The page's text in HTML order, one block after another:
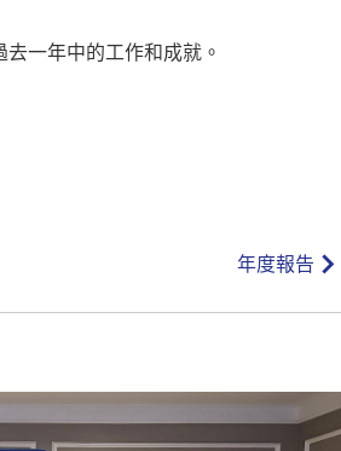
一年中的工作和成就。
年度報告